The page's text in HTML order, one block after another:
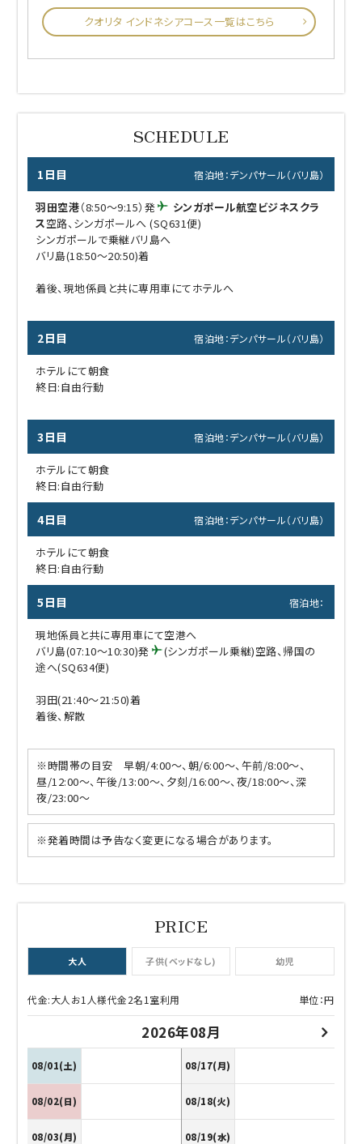
クオリタ インドネシアコース一覧はこちら
1日目 宿泊地：デンパサール（バリ島）
羽田空港（8:50～9:15）発
シンガポール航空ビジネスクラ
ス空路、シンガポールへ (SQ631便)
シンガポールで乗継バリ島へ
バリ島(18:50～20:50)着
着後、現地係員と共に専用車にてホテルへ
2日目 宿泊地：デンパサール（バリ島）
ホテルにて朝食
終日:自由行動
3日目 宿泊地：デンパサール（バリ島）
ホテルにて朝食
終日:自由行動
4日目 宿泊地：デンパサール（バリ島）
ホテルにて朝食
終日:自由行動
5日目 宿泊地：
現地係員と共に専用車にて空港へ
バリ島(07:10～10:30)発
(シンガポール乗継)空路、帰国の
途へ(SQ634便)
羽田(21:40～21:50)着
着後、解散
※時間帯の目安 早朝/4:00～、朝/6:00～、午前/8:00～、
昼/12:00～、午後/13:00～、夕刻/16:00～、夜/18:00～、深
夜/23:00～
※発着時間は予告なく変更になる場合があります。
大人 子供(ベッドなし) 幼児
代金:大人お1人様代金2名1室利用 単位：円
2026年08月
08/01(土)
08/02(日)
08/03(月)
08/17(月)
08/18(火)
08/19(水)